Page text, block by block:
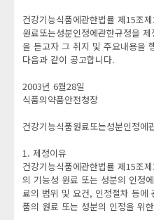
건강기능식품에관한법률 제15조
원료또는성분인정에관한규정을
을 듣고자 그 취지 및 주요내용을
다음과 같이 공고합니다.
2003년 6월28일
식품의약품안전청장
건강기능식품원료또는성분인정에
1. 제정이유
건강기능식품에관한법률 제15조
의 기능성 원료 또는 성분의 인정
료의 범위 및 요건, 인정절차 등에
품의 원료 또는 성분의 인정을 위